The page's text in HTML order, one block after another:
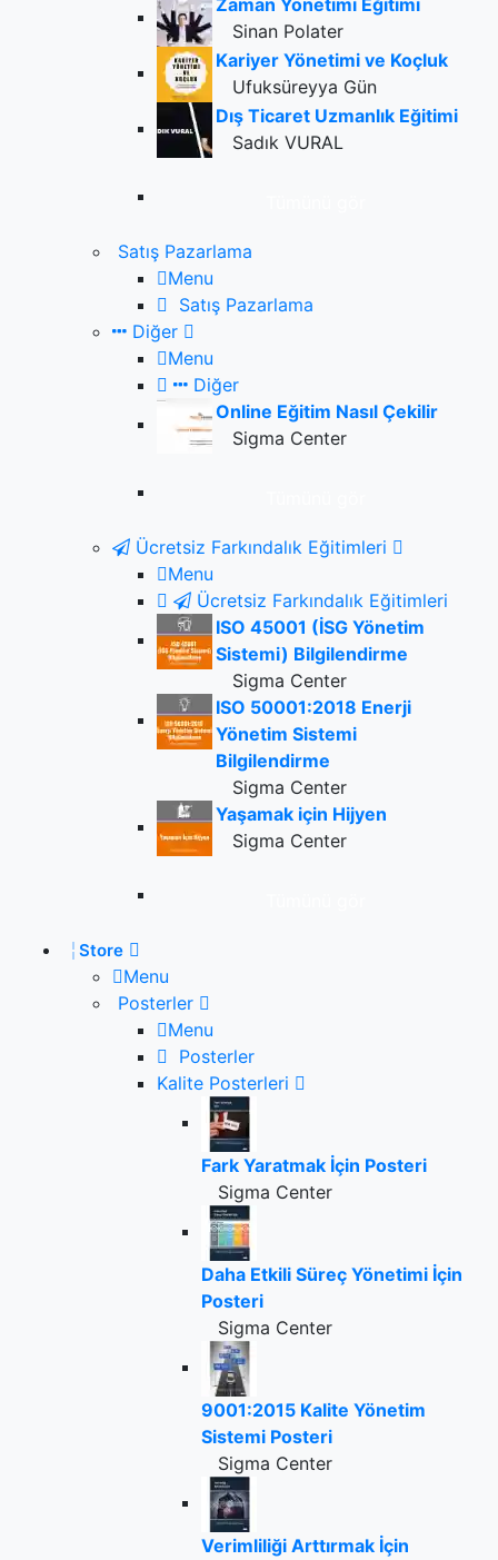
Zaman Yönetimi Eğitimi
Sinan Polater
Kariyer Yönetimi ve Koçluk
Ufuksüreyya Gün
Dış Ticaret Uzmanlık Eğitimi
Sadık VURAL
Satış Pazarlama
Menu
Satış Pazarlama
Diğer
Menu
Diğer
Online Eğitim Nasıl Çekilir
Sigma Center
Ücretsiz Farkındalık Eğitimleri
Menu
Ücretsiz Farkındalık Eğitimleri
ISO 45001 (İSG Yönetim
Sistemi) Bilgilendirme
Sigma Center
ISO 50001:2018 Enerji
Yönetim Sistemi
Bilgilendirme
Sigma Center
Yaşamak için Hijyen
Sigma Center
Store
Menu
Posterler
Menu
Posterler
Kalite Posterleri
Fark Yaratmak İçin Posteri
Sigma Center
Daha Etkili Süreç Yönetimi İçin
Posteri
Sigma Center
9001:2015 Kalite Yönetim
Sistemi Posteri
Sigma Center
Verimliliği Arttırmak İçin